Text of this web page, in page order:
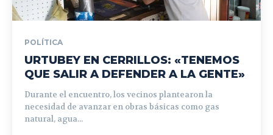
POLÍTICA
URTUBEY EN CERRILLOS: «TENEMOS
QUE SALIR A DEFENDER A LA GENTE»
Durante el encuentro, los vecinos plantearon la
necesidad de avanzar en obras básicas como gas
natural, agua...